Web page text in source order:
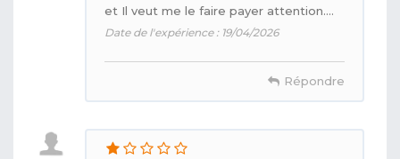
et Il veut me le faire payer attention….
Date de l'expérience : 19/04/2026
Répondre